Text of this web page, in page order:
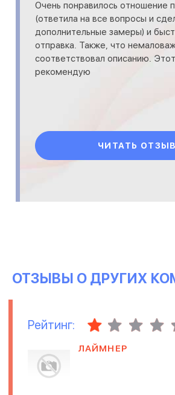
Очень понравилось отношение
(ответила на все вопросы и
дополнительные замеры) и
отправка. Также, что
соответствовал описанию.
рекомендую
ЧИТАТЬ ОТЗЫВ
ОТЗЫВЫ О ДРУГИХ
Рейтинг:
ЛАЙМНЕР